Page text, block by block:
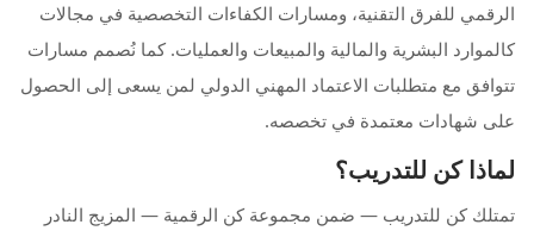
الرقمي للفرق التقنية، ومسارات الكفاءات التخصصية في مجالات
كالموارد البشرية والمالية والمبيعات والعمليات. كما نُصمم مسارات
تتوافق مع متطلبات الاعتماد المهني الدولي لمن يسعى إلى الحصول
على شهادات معتمدة في تخصصه.
لماذا كن للتدريب؟
تمتلك كن للتدريب — ضمن مجموعة كن الرقمية — المزيج النادر